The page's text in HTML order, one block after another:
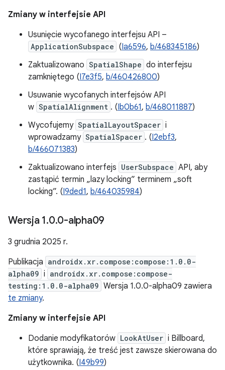
Zmiany w interfejsie API
Usunięcie wycofanego interfejsu API –
ApplicationSubspace (Ia6596, b/468345186)
Zaktualizowano SpatialShape do interfejsu
zamkniętego (I7e3f5, b/460426800)
Usuwanie wycofanych interfejsów API
w SpatialAlignment . (Ib0b61, b/468011887)
Wycofujemy SpatialLayoutSpacer i
wprowadzamy SpatialSpacer . (I2ebf3,
b/466071383)
Zaktualizowano interfejs UserSubspace API, aby
zastąpić termin „lazy locking” terminem „soft
locking”. (I9ded1, b/464035984)
Wersja 1.0.0-alpha09
3 grudnia 2025 r.
Publikacja androidx.xr.compose:compose:1.0.0-
alpha09 i androidx.xr.compose:compose-
testing:1.0.0-alpha09 Wersja 1.0.0-alpha09 zawiera
te zmiany.
Zmiany w interfejsie API
Dodanie modyfikatorów LookAtUser i Billboard,
które sprawiają, że treść jest zawsze skierowana do
użytkownika. (I49b99)